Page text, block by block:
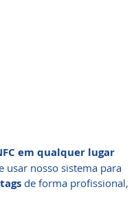
em qualquer lugar
usar nosso sistema para
de forma profissional,